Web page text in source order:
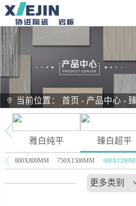
当前位置： 首页 - 产品中心 -
雅白纯平 臻白超平
800X800MM 750X1500MM
更多类别